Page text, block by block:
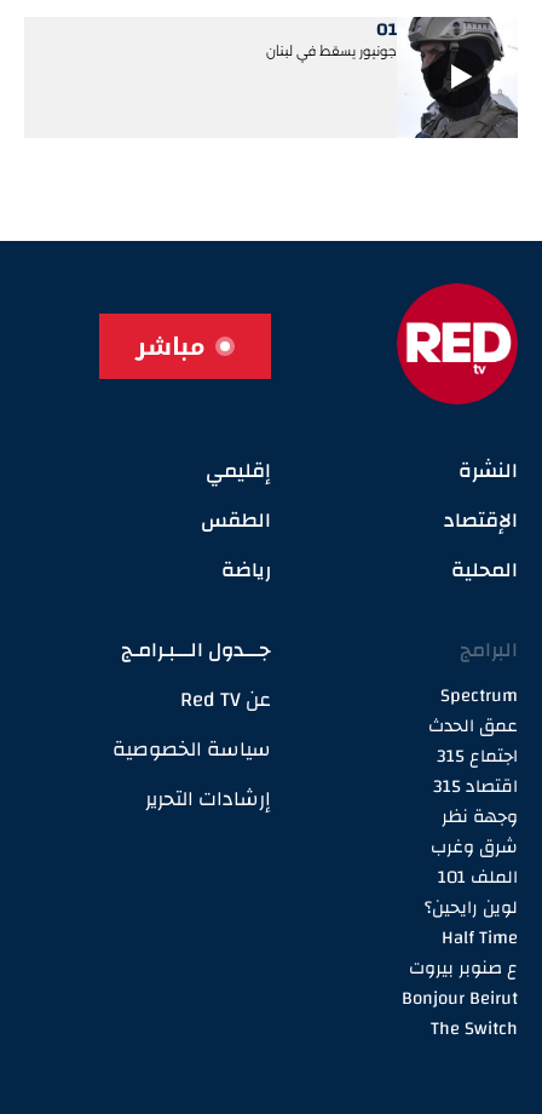
01
جونيور يسقط في لبنان
مباشر
النشرة
الإقتصاد
المحلية
إقليمي
الطقس
رياضة
البرامج
Spectrum
عمق الحدث
اجتماع 315
اقتصاد 315
وجهة نظر
شرق وغرب
الملف 101
لوين رايحين؟
Half Time
ع صنوبر بيروت
Bonjour Beirut
The Switch
جـــدول الـــبـرامـج
عن Red TV
سياسة الخصوصية
إرشادات التحرير